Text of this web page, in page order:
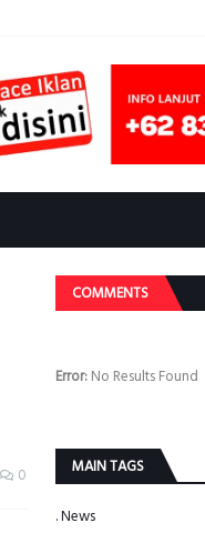
0
COMMENTS
Error:No Results Found
MAIN TAGS
. News